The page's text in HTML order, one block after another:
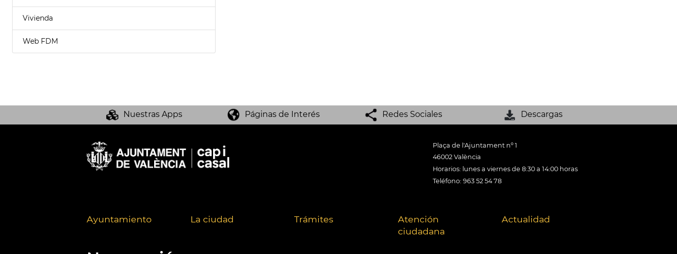
Vivienda
Web FDM
Nuestras Apps Páginas de Interés Redes Sociales Descargas
Plaça de l'Ajuntament nº 1
46002 València
Horarios: lunes a viernes de 8:30 a 14:00 horas
Teléfono: 963 52 54 78
Ayuntamiento La ciudad Trámites
Atención
ciudadana
Actualidad